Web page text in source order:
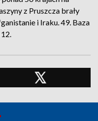
z Pruszcza brały
i Iraku. 49. Baza